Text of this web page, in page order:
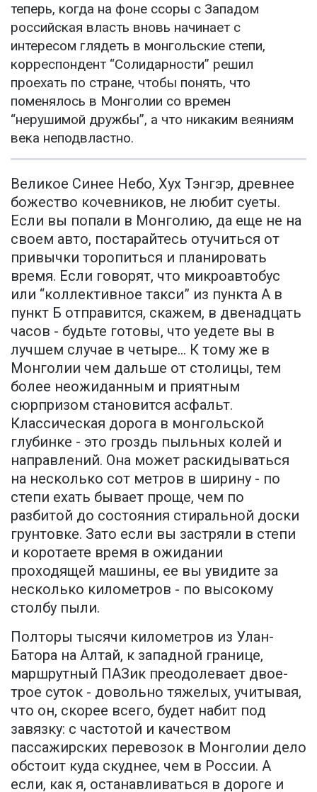
теперь, когда на фоне ссоры с Западом
российская власть вновь начинает с
интересом глядеть в монгольские степи,
корреспондент “Солидарности” решил
проехать по стране, чтобы понять, что
поменялось в Монголии со времен
“нерушимой дружбы”, а что никаким веяниям
века неподвластно.
Великое Синее Небо, Хух Тэнгэр, древнее
божество кочевников, не любит суеты.
Если вы попали в Монголию, да еще не на
своем авто, постарайтесь отучиться от
привычки торопиться и планировать
время. Если говорят, что микроавтобус
или “коллективное такси” из пункта А в
пункт Б отправится, скажем, в двенадцать
часов - будьте готовы, что уедете вы в
лучшем случае в четыре... К тому же в
Монголии чем дальше от столицы, тем
более неожиданным и приятным
сюрпризом становится асфальт.
Классическая дорога в монгольской
глубинке - это гроздь пыльных колей и
направлений. Она может раскидываться
на несколько сот метров в ширину - по
степи ехать бывает проще, чем по
разбитой до состояния стиральной доски
грунтовке. Зато если вы застряли в степи
и коротаете время в ожидании
проходящей машины, ее вы увидите за
несколько километров - по высокому
столбу пыли.
Полторы тысячи километров из Улан-
Батора на Алтай, к западной границе,
маршрутный ПАЗик преодолевает двое-
трое суток - довольно тяжелых, учитывая,
что он, скорее всего, будет набит под
завязку: с частотой и качеством
пассажирских перевозок в Монголии дело
обстоит куда скуднее, чем в России. А
если, как я, останавливаться в дороге и